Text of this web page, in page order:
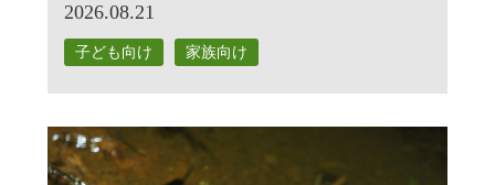
2026.08.21
子ども向け 家族向け